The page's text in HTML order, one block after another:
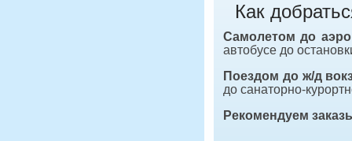
Как
Самолетом до
автобусе до
Поездом до ж/д
до санаторно-
Рекомендуем